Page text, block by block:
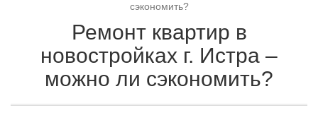
сэкономить?
Ремонт квартир в
новостройках г. Истра –
можно ли сэкономить?